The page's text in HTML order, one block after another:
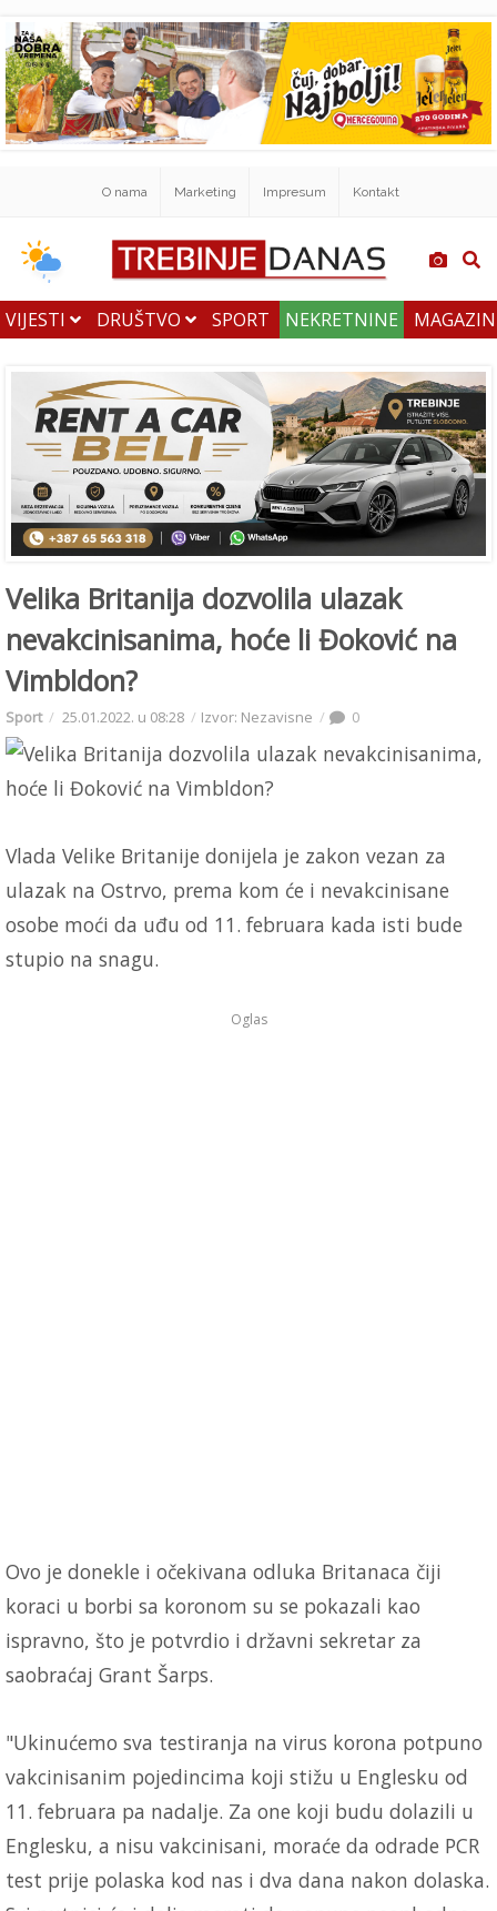
O nama Marketing Impresum Kontakt
VIJESTI DRUŠTVO SPORT NEKRETNINE
Velika Britanija dozvolila ulazak
nevakcinisanima, hoće li Đoković na
Vimbldon?
Sport 25.01.2022. u 08:28 Izvor: Nezavisne 0
Vlada Velike Britanije donijela je zakon vezan za
ulazak na Ostrvo, prema kom će i nevakcinisane
osobe moći da uđu od 11. februara kada isti bude
stupio na snagu.
Oglas
Ovo je donekle i očekivana odluka Britanaca čiji
koraci u borbi sa koronom su se pokazali kao
ispravno, što je potvrdio i državni sekretar za
saobraćaj Grant Šarps.
"Ukinućemo sva testiranja na virus korona potpuno
vakcinisanim pojedincima koji stižu u Englesku od
11. februara pa nadalje. Za one koji budu dolazili u
Englesku, a nisu vakcinisani, moraće da odrade PCR
test prije polaska kod nas i dva dana nakon dolaska.